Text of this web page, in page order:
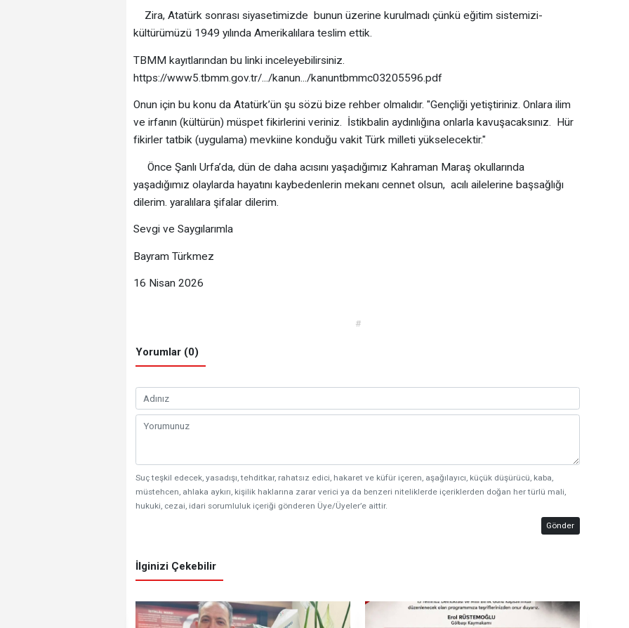
Zira, Atatürk sonrası siyasetimizde bunun üzerine kurulmadı çünkü eğitim sistemizi-
kültürümüzü 1949 yılında Amerikalılara teslim ettik.
TBMM kayıtlarından bu linki inceleyebilirsiniz.
https://www5.tbmm.gov.tr/.../kanun.../kanuntbmmc03205596.pdf
Onun için bu konu da Atatürk’ün şu sözü bize rehber olmalıdır. "Gençliği yetiştiriniz. Onlara ilim
ve irfanın (kültürün) müspet fikirlerini veriniz. İstikbalin aydınlığına onlarla kavuşacaksınız. Hür
fikirler tatbik (uygulama) mevkiine konduğu vakit Türk milleti yükselecektir."
Önce Şanlı Urfa’da, dün de daha acısını yaşadığımız Kahraman Maraş okullarında
yaşadığımız olaylarda hayatını kaybedenlerin mekanı cennet olsun, acılı ailelerine başsağlığı
dilerim. yaralılara şifalar dilerim.
Sevgi ve Saygılarımla
Bayram Türkmez
16 Nisan 2026
#
Yorumlar (0)
Suç teşkil edecek, yasadışı, tehditkar, rahatsız edici, hakaret ve küfür içeren, aşağılayıcı, küçük düşürücü, kaba,
müstehcen, ahlaka aykırı, kişilik haklarına zarar verici ya da benzeri niteliklerde içeriklerden doğan her türlü mali,
hukuki, cezai, idari sorumluluk içeriği gönderen Üye/Üyeler’e aittir.
Gönder
İlginizi Çekebilir